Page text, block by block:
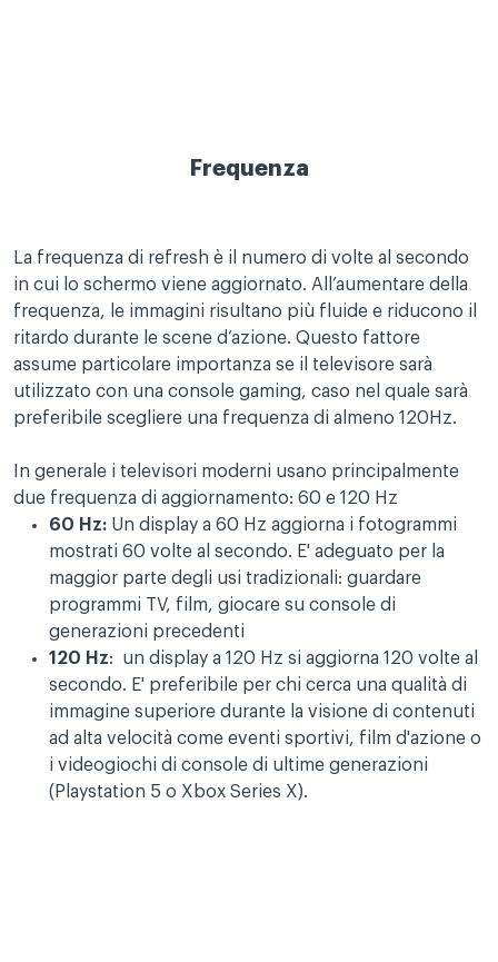
Frequenza
La frequenza di refresh è il numero di volte al secondo
in cui lo schermo viene aggiornato. All’aumentare della
frequenza, le immagini risultano più fluide e riducono il
ritardo durante le scene d’azione. Questo fattore
assume particolare importanza se il televisore sarà
utilizzato con una console gaming, caso nel quale sarà
preferibile scegliere una frequenza di almeno 120Hz.
In generale i televisori moderni usano principalmente
due frequenza di aggiornamento: 60 e 120 Hz
60 Hz: Un display a 60 Hz aggiorna i fotogrammi
mostrati 60 volte al secondo. E' adeguato per la
maggior parte degli usi tradizionali: guardare
programmi TV, film, giocare su console di
generazioni precedenti
120 Hz: un display a 120 Hz si aggiorna 120 volte al
secondo. E' preferibile per chi cerca una qualità di
immagine superiore durante la visione di contenuti
ad alta velocità come eventi sportivi, film d'azione o
i videogiochi di console di ultime generazioni
(Playstation 5 o Xbox Series X).